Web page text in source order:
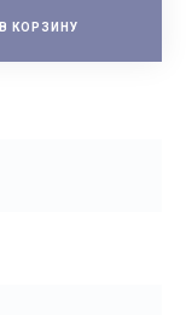
В КОРЗИНУ